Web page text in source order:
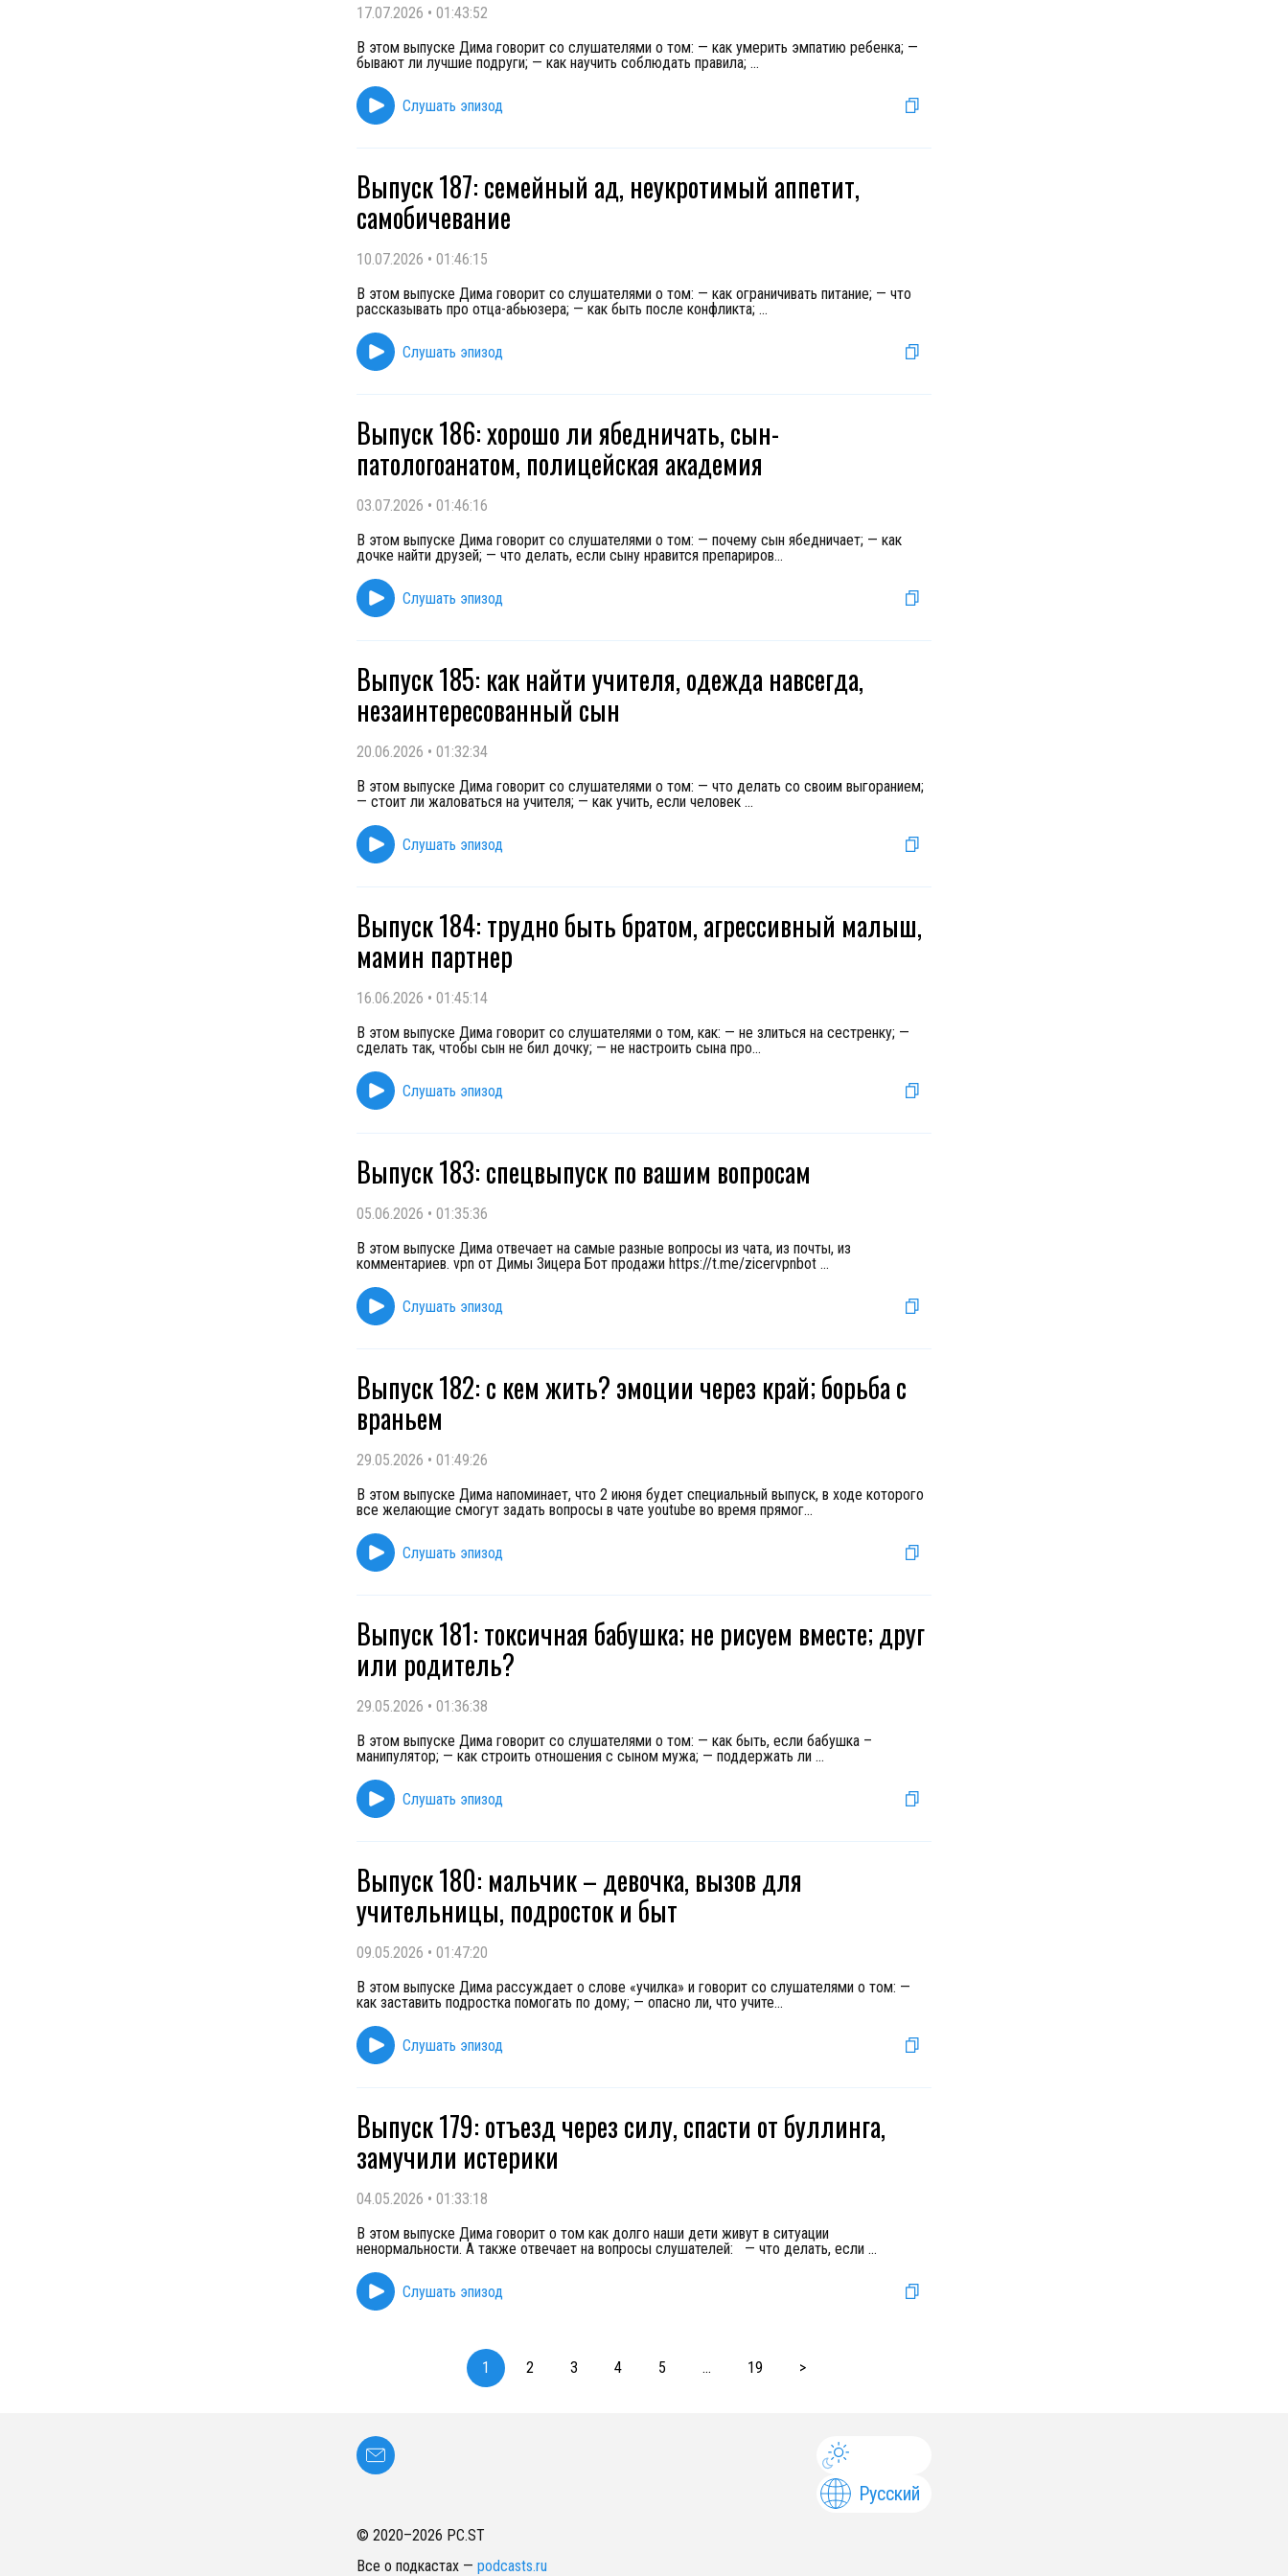
17.07.2026 • 01:43:52
В этом выпуске Дима говорит со слушателями о том: — как умерить эмпатию ребенка; —
бывают ли лучшие подруги; — как научить соблюдать правила; ...
Слушать эпизод
Выпуск 187: семейный ад, неукротимый аппетит,
самобичевание
10.07.2026 • 01:46:15
В этом выпуске Дима говорит со слушателями о том: — как ограничивать питание; — что
рассказывать про отца-абьюзера; — как быть после конфликта; ...
Слушать эпизод
Выпуск 186: хорошо ли ябедничать, сын-
патологоанатом, полицейская академия
03.07.2026 • 01:46:16
В этом выпуске Дима говорит со слушателями о том: — почему сын ябедничает; — как
дочке найти друзей; — что делать, если сыну нравится препариров...
Слушать эпизод
Выпуск 185: как найти учителя, одежда навсегда,
незаинтересованный сын
20.06.2026 • 01:32:34
В этом выпуске Дима говорит со слушателями о том: — что делать со своим выгоранием;
— стоит ли жаловаться на учителя; — как учить, если человек ...
Слушать эпизод
Выпуск 184: трудно быть братом, агрессивный малыш,
мамин партнер
16.06.2026 • 01:45:14
В этом выпуске Дима говорит со слушателями о том, как: — не злиться на сестренку; —
сделать так, чтобы сын не бил дочку; — не настроить сына про...
Слушать эпизод
Выпуск 183: спецвыпуск по вашим вопросам
05.06.2026 • 01:35:36
В этом выпуске Дима отвечает на самые разные вопросы из чата, из почты, из
комментариев. vpn от Димы Зицера Бот продажи https://t.me/zicervpnbot ...
Слушать эпизод
Выпуск 182: с кем жить? эмоции через край; борьба с
враньем
29.05.2026 • 01:49:26
В этом выпуске Дима напоминает, что 2 июня будет специальный выпуск, в ходе которого
все желающие смогут задать вопросы в чате youtube во время прямог...
Слушать эпизод
Выпуск 181: токсичная бабушка; не рисуем вместе; друг
или родитель?
29.05.2026 • 01:36:38
В этом выпуске Дима говорит со слушателями о том: — как быть, если бабушка –
манипулятор; — как строить отношения с сыном мужа; — поддержать ли ...
Слушать эпизод
Выпуск 180: мальчик – девочка, вызов для
учительницы, подросток и быт
09.05.2026 • 01:47:20
В этом выпуске Дима рассуждает о слове «училка» и говорит со слушателями о том: —
как заставить подростка помогать по дому; — опасно ли, что учите...
Слушать эпизод
Выпуск 179: отъезд через силу, спасти от буллинга,
замучили истерики
04.05.2026 • 01:33:18
В этом выпуске Дима говорит о том как долго наши дети живут в ситуации
ненормальности. А также отвечает на вопросы слушателей: — что делать, если ...
Слушать эпизод
1 2 3 4 5 ... 19 >
Русский
© 2020–2026 PC.ST
Все о подкастах — podcasts.ru